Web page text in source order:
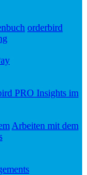
orderbird
PRO Insights im
Arbeiten mit dem